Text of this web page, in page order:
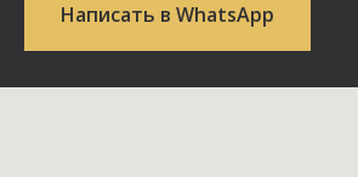
Написать в WhatsApp